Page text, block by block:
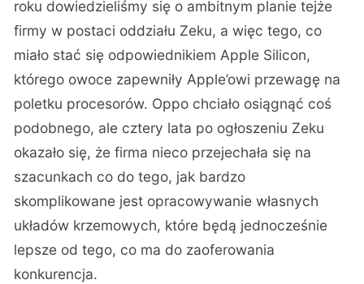
roku dowiedzieliśmy się o ambitnym planie tejże
firmy w postaci oddziału Zeku, a więc tego, co
miało stać się odpowiednikiem Apple Silicon,
którego owoce zapewniły Apple’owi przewagę na
poletku procesorów. Oppo chciało osiągnąć coś
podobnego, ale cztery lata po ogłoszeniu Zeku
okazało się, że firma nieco przejechała się na
szacunkach co do tego, jak bardzo
skomplikowane jest opracowywanie własnych
układów krzemowych, które będą jednocześnie
lepsze od tego, co ma do zaoferowania
konkurencja.